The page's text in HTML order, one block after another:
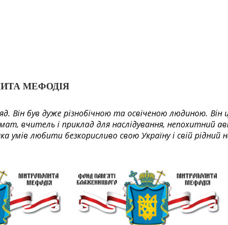
МЕФОДІЯ
Він був дуже різнобічною та освіченою людиною. Він
вчитель і приклад для наслідування,
умів любити безкорисливо свою Україну і свій рідний